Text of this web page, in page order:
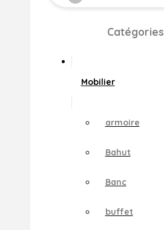
Catégories
Mobilier
armoire
Bahut
Banc
buffet